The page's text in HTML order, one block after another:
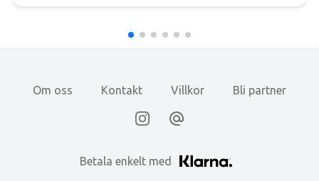
Om oss Kontakt Villkor Bli partner
Instagram
Email
Betala enkelt med